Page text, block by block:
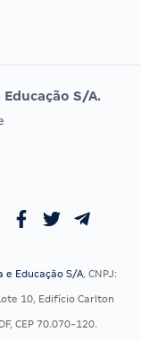
ORDEM
OAB
S/A.
e Educação S/A, CNPJ:
10, Edifício Carlton
CEP 70.070-120.